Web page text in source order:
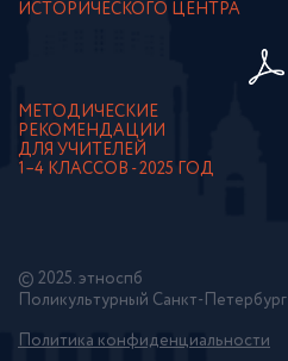
ИСТОРИЧЕСКОГО ЦЕНТРА
МЕТОДИЧЕСКИЕ
РЕКОМЕНДАЦИИ
ДЛЯ УЧИТЕЛЕЙ
1–4 КЛАССОВ - 2025 ГОД
© 2025. этноспб
Поликультурный Санкт-Петербург
Политика конфиденциальности